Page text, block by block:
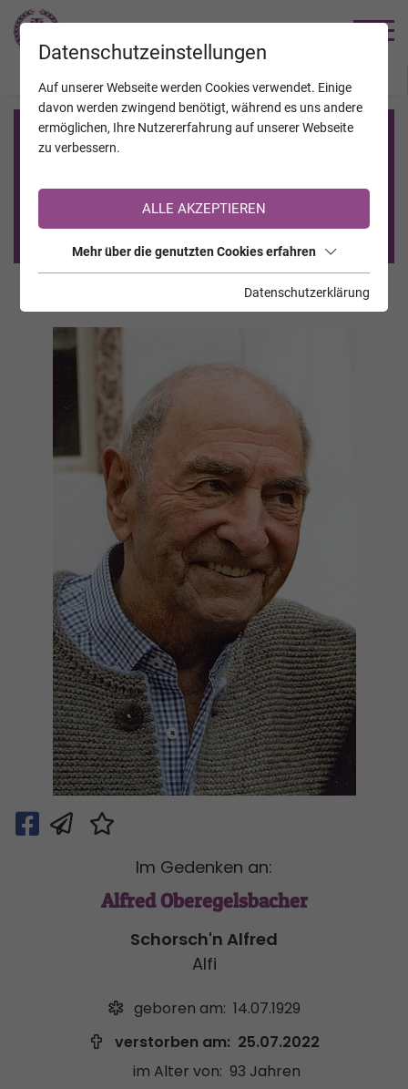
Registrierung auf TrauerHilfe.it
Sie sind noch nicht auf TrauerHilfe.it registriert?
>> zur kostenlosen Registrierung <<
Im Gedenken an:
Alfred Oberegelsbacher
Schorsch'n Alfred
Alfi
geboren am: 14.07.1929
verstorben am: 25.07.2022
im Alter von: 93 Jahren
Datenschutzeinstellungen
Auf unserer Webseite werden Cookies verwendet. Einige
davon werden zwingend benötigt, während es uns andere
ermöglichen, Ihre Nutzererfahrung auf unserer Webseite
zu verbessern.
ALLE AKZEPTIEREN
Mehr über die genutzten Cookies erfahren
Datenschutzerklärung
JAHRESTAGE KALENDER VERSTORBENE